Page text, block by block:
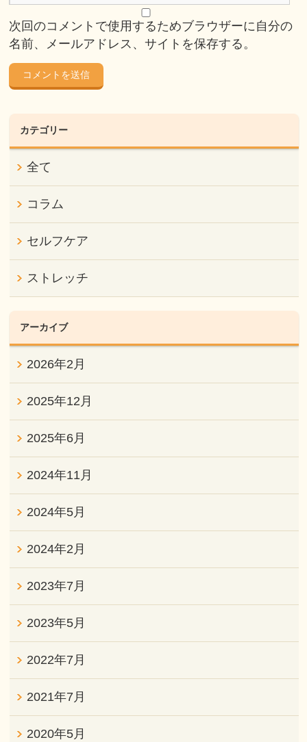
次回のコメントで使用するためブラウザーに自分の
名前、メールアドレス、サイトを保存する。
カテゴリー
全て
コラム
セルフケア
ストレッチ
アーカイブ
2026年2月
2025年12月
2025年6月
2024年11月
2024年5月
2024年2月
2023年7月
2023年5月
2022年7月
2021年7月
2020年5月